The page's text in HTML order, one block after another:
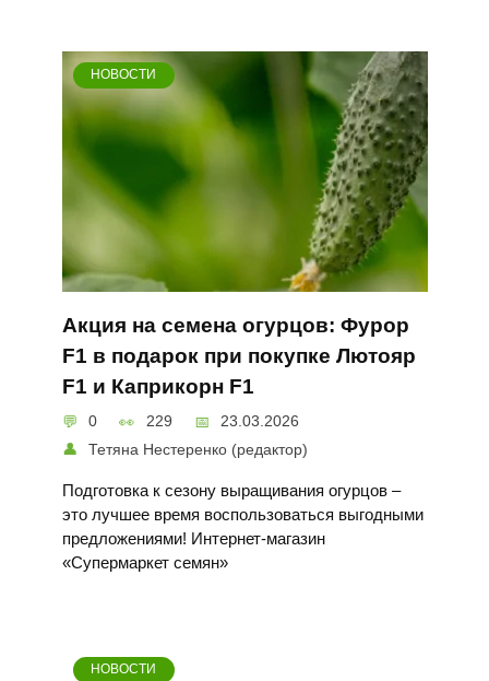
НОВОСТИ
Акция на семена огурцов: Фурор
F1 в подарок при покупке Лютояр
F1 и Каприкорн F1
0 229
23.03.2026
Тетяна Нестеренко (редактор)
Подготовка к сезону выращивания огурцов –
это лучшее время воспользоваться выгодными
предложениями! Интернет-магазин
«Супермаркет семян»
НОВОСТИ